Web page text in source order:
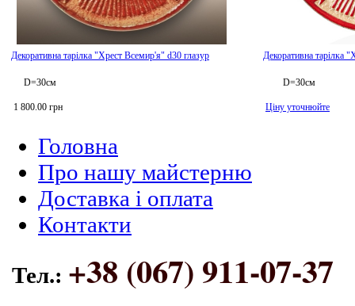
Декоративна тарілка "Хрест Всемир'я" d30 глазур
D=30см
1 800.00 грн
Декоративна тарілка
D=30см
Ціну уточнюйте
Головна
Про нашу майстерню
Доставка і оплата
Контакти
Тел.: +38 (067) 911-07-37